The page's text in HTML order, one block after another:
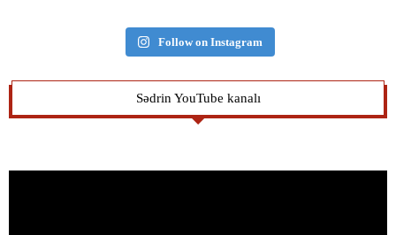
Follow on Instagram
Sədrin YouTube kanalı